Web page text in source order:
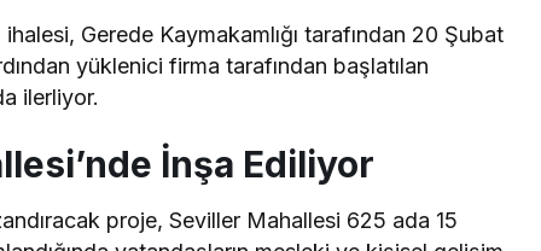
Gerede Kaymakamlığı tarafından 20 Şubat
yüklenici firma tarafından başlatılan
ilerliyor.
İnşa Ediliyor
proje, Seviller Mahallesi 625 ada 15